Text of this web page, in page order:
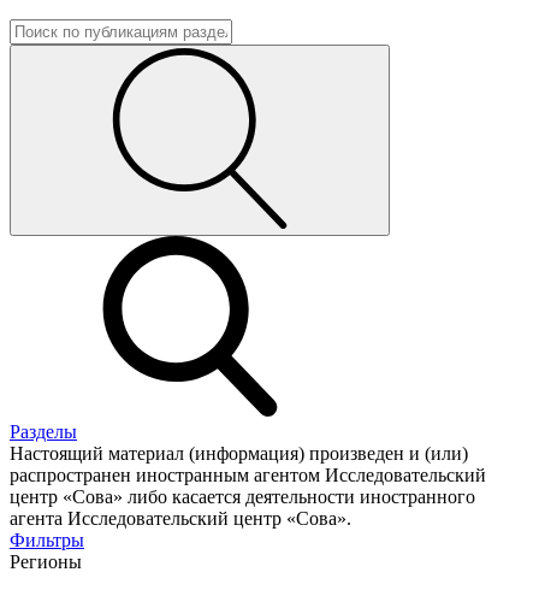
Разделы
Настоящий материал (информация) произведен и (или)
распространен иностранным агентом Исследовательский
центр «Сова» либо касается деятельности иностранного
агента Исследовательский центр «Сова».
Фильтры
Регионы